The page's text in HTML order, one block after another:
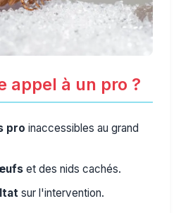
appel à un pro ?
pro inaccessibles au grand
et des nids cachés.
sur l'intervention.